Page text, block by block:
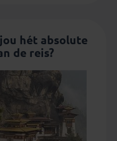
hét absolute
de reis?